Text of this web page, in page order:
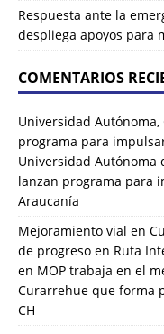
Respuesta ante la
despliega apoyos para
COMENTARIOS
Universidad Autónoma,
programa para
Universidad Autónoma
lanzan programa para
Araucanía
Mejoramiento vial en
de progreso en Ruta
en MOP trabaja en el
Curarrehue que forma
CH